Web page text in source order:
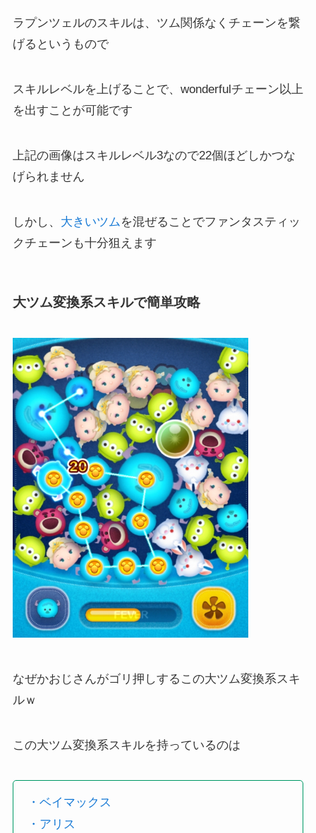
ラプンツェルのスキルは、ツム関係なくチェーンを繋
げるというもので
スキルレベルを上げることで、wonderfulチェーン以上
を出すことが可能です
上記の画像はスキルレベル3なので22個ほどしかつな
げられません
しかし、 大きいツム を混ぜることでファンタスティッ
クチェーンも十分狙えます
大ツム変換系スキルで簡単攻略
なぜかおじさんがゴリ押しするこの大ツム変換系スキ
ルｗ
この大ツム変換系スキルを持っているのは
・ベイマックス
・アリス